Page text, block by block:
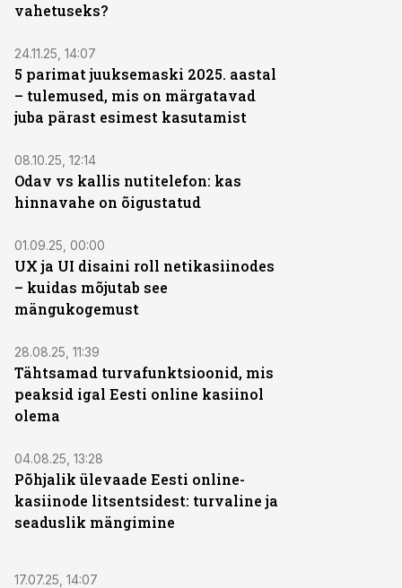
vahetuseks?
24.11.25, 14:07
5 parimat juuksemaski 2025. aastal
– tulemused, mis on märgatavad
juba pärast esimest kasutamist
08.10.25, 12:14
Odav vs kallis nutitelefon: kas
hinnavahe on õigustatud
01.09.25, 00:00
UX ja UI disaini roll netikasiinodes
– kuidas mõjutab see
mängukogemust
28.08.25, 11:39
Tähtsamad turvafunktsioonid, mis
peaksid igal Eesti online kasiinol
olema
04.08.25, 13:28
Põhjalik ülevaade Eesti online-
kasiinode litsentsidest: turvaline ja
seaduslik mängimine
17.07.25, 14:07